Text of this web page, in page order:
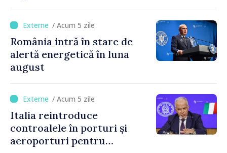
/ Acum 5 zile
România intră în stare de
alertă energetică în luna
august
/ Acum 5 zile
Italia reintroduce
controalele în porturi și
aeroporturi pentru